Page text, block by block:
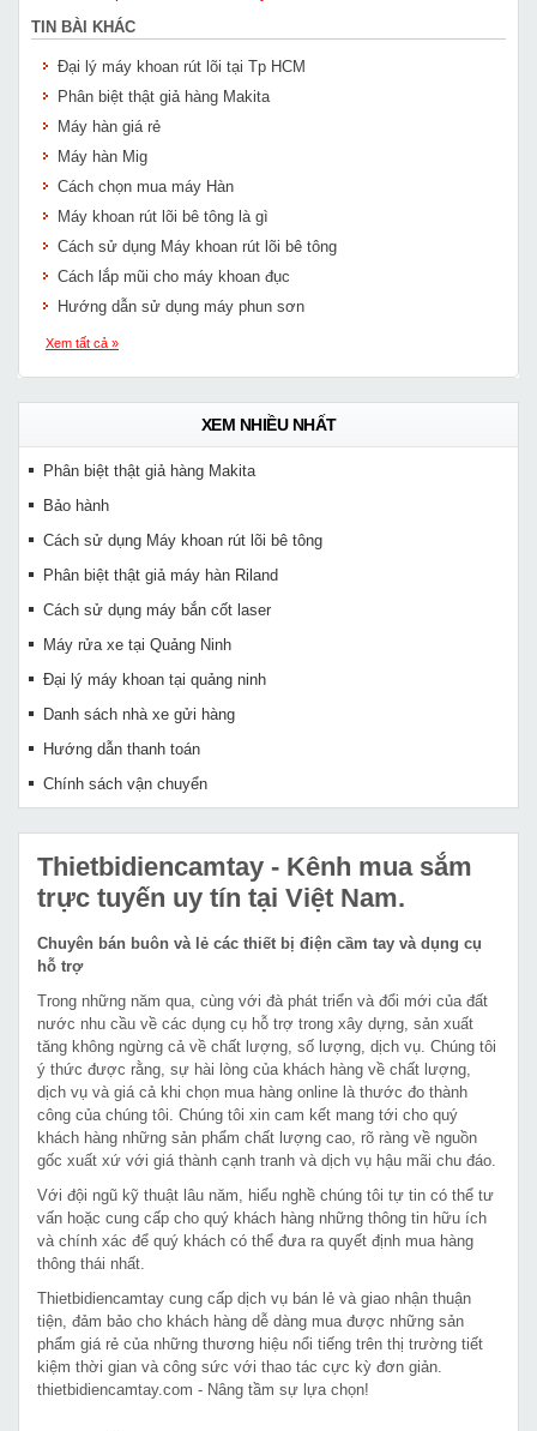
TIN BÀI KHÁC
Đại lý máy khoan rút lõi tại Tp HCM
Phân biệt thật giả hàng Makita
Máy hàn giá rẻ
Máy hàn Mig
Cách chọn mua máy Hàn
Máy khoan rút lõi bê tông là gì
Cách sử dụng Máy khoan rút lõi bê tông
Cách lắp mũi cho máy khoan đục
Hướng dẫn sử dụng máy phun sơn
Xem tất cả »
XEM NHIỀU NHẤT
Phân biệt thật giả hàng Makita
Bảo hành
Cách sử dụng Máy khoan rút lõi bê tông
Phân biệt thật giả máy hàn Riland
Cách sử dụng máy bắn cốt laser
Máy rửa xe tại Quảng Ninh
Đại lý máy khoan tại quảng ninh
Danh sách nhà xe gửi hàng
Hướng dẫn thanh toán
Chính sách vận chuyển
Thietbidiencamtay - Kênh mua sắm
trực tuyến uy tín tại Việt Nam.
Chuyên bán buôn và lẻ các thiết bị điện cầm tay và dụng cụ
hỗ trợ
Trong những năm qua, cùng với đà phát triển và đổi mới của đất
nước nhu cầu về các dụng cụ hỗ trợ trong xây dựng, sản xuất
tăng không ngừng cả về chất lượng, số lượng, dịch vụ. Chúng tôi
ý thức được rằng, sự hài lòng của khách hàng về chất lượng,
dịch vụ và giá cả khi chọn mua hàng online là thước đo thành
công của chúng tôi. Chúng tôi xin cam kết mang tới cho quý
khách hàng những sản phẩm chất lượng cao, rõ ràng về nguồn
gốc xuất xứ với giá thành cạnh tranh và dịch vụ hậu mãi chu đáo.
Với đội ngũ kỹ thuật lâu năm, hiểu nghề chúng tôi tự tin có thể tư
vấn hoặc cung cấp cho quý khách hàng những thông tin hữu ích
và chính xác để quý khách có thể đưa ra quyết định mua hàng
thông thái nhất.
Thietbidiencamtay cung cấp dịch vụ bán lẻ và giao nhận thuận
tiện, đảm bảo cho khách hàng dễ dàng mua được những sản
phẩm giá rẻ của những thương hiệu nổi tiếng trên thị trường tiết
kiệm thời gian và công sức với thao tác cực kỳ đơn giản.
thietbidiencamtay.com - Nâng tầm sự lựa chọn!